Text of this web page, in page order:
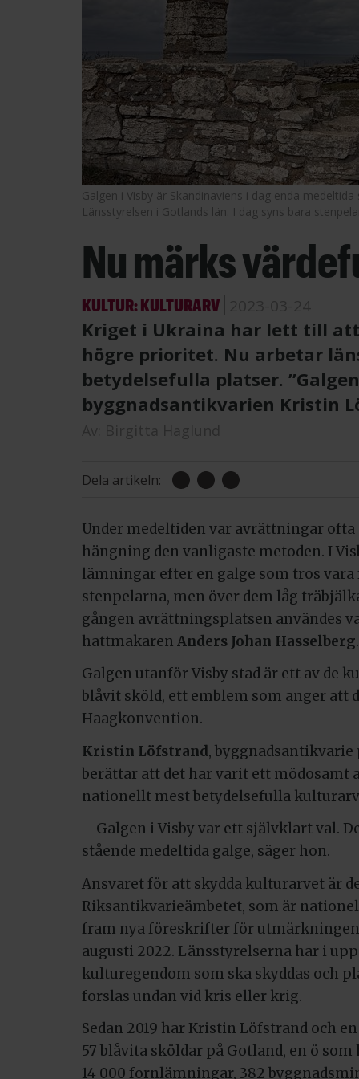
Galgen i Visby är Skandinaviens i dag enda
Länsstyrelsen i Gotlands län. I dag syns bara
Nu märks
KULTUR: KULTURARV
Kriget i Ukraina har lett till
högre prioritet. Nu arbetar
betydelsefulla platser.
byggnadsantikvarien Kristin
Dela artikeln:
Under medeltiden var avrättningar
hängning den vanligaste metoden. I
lämningar efter en galge som tros vara
stenpelarna, men över dem låg
gången avrättningsplatsen användes
hattmakaren Anders Johan Hasselberg.
Galgen utanför Visby stad är ett av de
blåvit sköld, ett emblem som anger att
Haagkonvention.
Kristin Löfstrand, byggnadsantikvarie
berättar att det har varit ett mödosamt
nationellt mest betydelsefulla
– Galgen i Visby var ett självklart val.
stående medeltida galge, säger hon.
Ansvaret för att skydda kulturarvet är
Riksantikvarieämbetet, som är
fram nya föreskrifter för
augusti 2022. Länsstyrelserna har i
kulturegendom som ska skyddas och
forslas undan vid kris eller krig.
Sedan 2019 har Kristin Löfstrand och
57 blåvita sköldar på Gotland, en ö
14 000 fornlämningar, 382